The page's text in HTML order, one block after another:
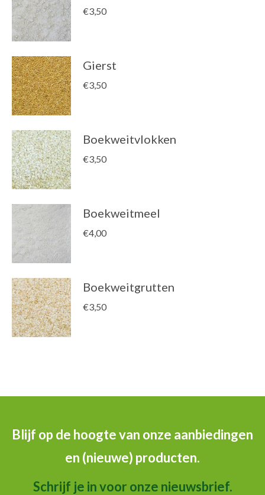
€3,50
Gierst
€3,50
Boekweitvlokken
€3,50
Boekweitmeel
€4,00
Boekweitgrutten
€3,50
Blijf op de hoogte van onze aanbiedingen
en (nieuwe) producten.
Schrijf je in voor onze nieuwsbrief.